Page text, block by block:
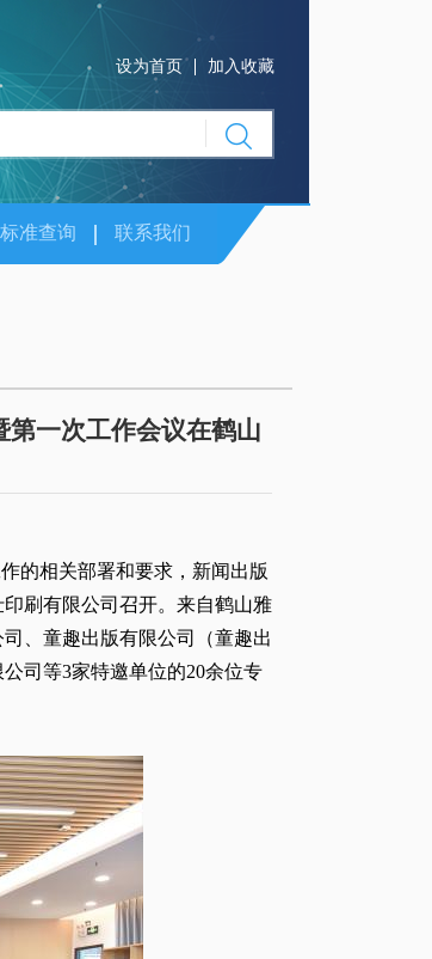
加入收藏
设为首页
标准查询 联系我们
一次工作会议在鹤山
的相关部署和要求，新闻出版
刷有限公司召开。来自鹤山雅
、童趣出版有限公司（童趣出
司等3家特邀单位的20余位专